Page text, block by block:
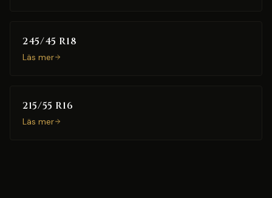
245/45 R18
Läs mer
215/55 R16
Läs mer